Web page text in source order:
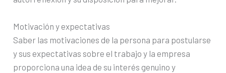
Motivación y expectativas
Saber las motivaciones de la persona para postularse
y sus expectativas sobre el trabajo y la empresa
proporciona una idea de su interés genuino y